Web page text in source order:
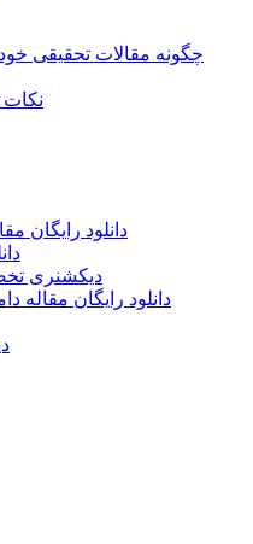
چگونه مقالات تحقیقی
دانلود رایگان
دیکشنری
دانلود رایگان مقاله